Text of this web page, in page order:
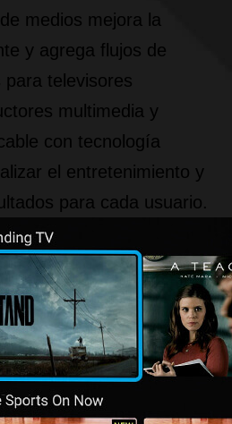
medios mejora la
y agrega flujos de
para televisores
multimedia y
con tecnología
el entretenimiento y
para cada usuario.